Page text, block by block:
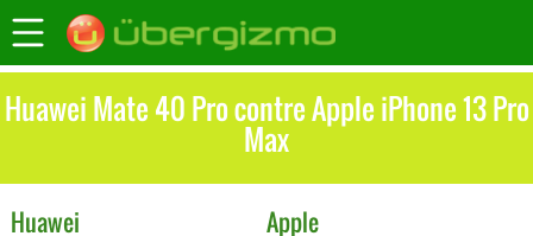
Huawei Mate 40 Pro contre Apple iPhone 13 Pro
Max
Huawei
Apple